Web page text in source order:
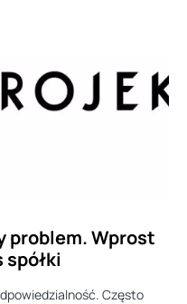
problem. Wprost
Często